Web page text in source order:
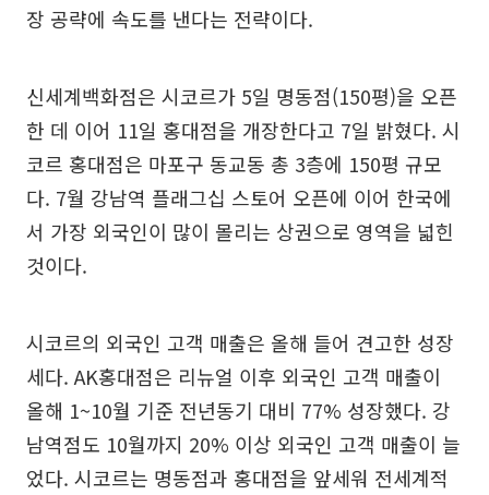
장 공략에 속도를 낸다는 전략이다.
신세계백화점은 시코르가 5일 명동점(150평)을 오픈
한 데 이어 11일 홍대점을 개장한다고 7일 밝혔다. 시
코르 홍대점은 마포구 동교동 총 3층에 150평 규모
다. 7월 강남역 플래그십 스토어 오픈에 이어 한국에
서 가장 외국인이 많이 몰리는 상권으로 영역을 넓힌
것이다.
시코르의 외국인 고객 매출은 올해 들어 견고한 성장
세다. AK홍대점은 리뉴얼 이후 외국인 고객 매출이
올해 1~10월 기준 전년동기 대비 77% 성장했다. 강
남역점도 10월까지 20% 이상 외국인 고객 매출이 늘
었다. 시코르는 명동점과 홍대점을 앞세워 전세계적